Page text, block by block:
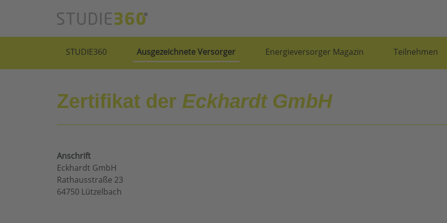
STUDIE360 Ausgezeichnete Versorger Energieversorger Magazin Teilnehmen
Zertifikat der Eckhardt GmbH
Anschrift
Eckhardt GmbH
Rathausstraße 23
64750 Lützelbach